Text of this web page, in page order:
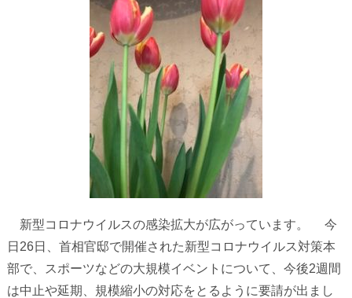
新型コロナウイルスの感染拡大が広がっています。 今
日26日、首相官邸で開催された新型コロナウイルス対策本
部で、スポーツなどの大規模イベントについて、今後2週間
は中止や延期、規模縮小の対応をとるように要請が出まし